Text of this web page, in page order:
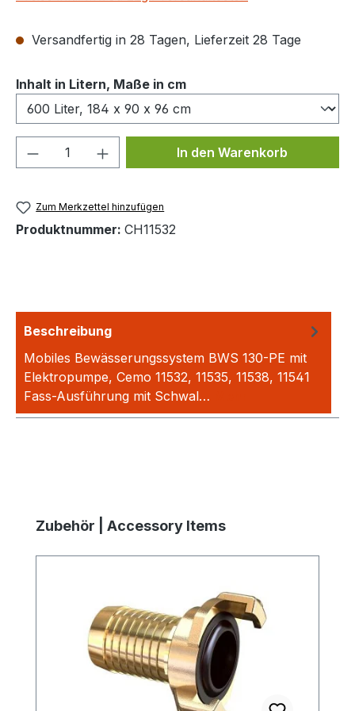
Versandfertig in 28 Tagen, Lieferzeit 28 Tage
Inhalt in Litern, Maße in cmauswählen
Produkt Anzahl: Gib denIn den Warenkorb
Zum Merkzettel hinzufügen
Produktnummer: CH11532
Beschreibung
Mobiles Bewässerungssystem BWS 130-PE mit
Elektropumpe, Cemo 11532, 11535, 11538, 11541
Fass-Ausführung mit Schwal…
Produktgalerie überspringen
Zubehör | Accessory Items